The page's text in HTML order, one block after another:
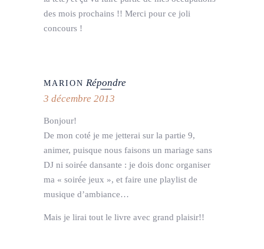
des mois prochains !! Merci pour ce joli
concours !
MARION Répondre
3 décembre 2013
Bonjour!
De mon coté je me jetterai sur la partie 9,
animer, puisque nous faisons un mariage sans
DJ ni soirée dansante : je dois donc organiser
ma « soirée jeux », et faire une playlist de
musique d’ambiance…
Mais je lirai tout le livre avec grand plaisir!!